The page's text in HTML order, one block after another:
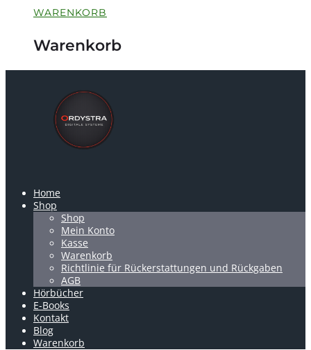
WARENKORB
Warenkorb
Home
Shop
Shop
Mein Konto
Kasse
Warenkorb
Richtlinie für Rückerstattungen und Rückgaben
AGB
Hörbücher
E-Books
Kontakt
Blog
Warenkorb